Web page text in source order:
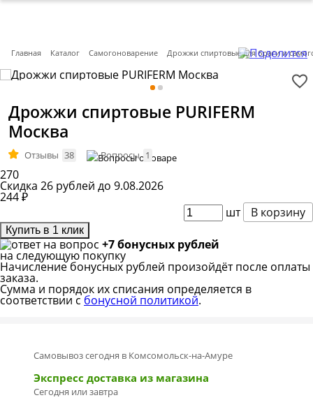
Главная Каталог Самогоноварение Дрожжи спиртовые для браги и
Дрожжи спиртовые PURIFERM
Москва
Отзывы 38 Вопросы 1
270
Скидка 26 рублей до 9.08.2026
244₽
шт
В корзину
Купить в 1 клик
+7 бонусных рублей
на следующую покупку
Начисление бонусных рублей произойдёт после оплаты
заказа.
Сумма и порядок их списания определяется в
соответствии сбонусной политикой.
Самовывоз сегодня в Комсомольск-на-Амуре
Экспресс доставка из магазина
Сегодня или завтра